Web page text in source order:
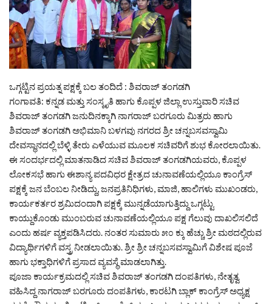
ಒಗ್ಗಟ್ಟಿನ ಪ್ರಯತ್ನ ಪಕ್ಷಕ್ಕೆ ಬಲ ತಂದಿದೆ : ಶಿವರಾಜ್ ತಂಗಡಗಿ
ಗಂಗಾವತಿ: ಕನ್ನಡ ಮತ್ತು ಸಂಸ್ಕೃತಿ ಹಾಗು ಕೊಪ್ಪಳ ಜಿಲ್ಲಾ ಉಸ್ತುವಾರಿ ಸಚಿವ
ಶಿವರಾಜ್ ತಂಗಡಗಿ ಜನುದಿನಕ್ಕಾಗಿ ನಾಗರಾಜ್ ಬರಗೂರು ಮಿತ್ರರು ಹಾಗು
ಶಿವರಾಜ್ ತಂಗಡಗಿ ಅಭಿಮಾನಿ ಬಳಗವು ನಗರದ ಶ್ರೀ ಚನ್ನಬಸವಸ್ವಾಮಿ
ದೇವಸ್ಥಾನದಲ್ಲಿ ಬೆಳ್ಳಿ ತೇರು ಎಳೆಯುವ ಮೂಲಕ ಸಚಿವರಿಗೆ ಶುಭ ಕೋರಲಾಯಿತು.
ಈ ಸಂದರ್ಭದಲ್ಲಿ ಮಾತನಾಡಿದ ಸಚಿವ ಶಿವರಾಜ್ ತಂಗಡಗಿಯವರು, ಕೊಪ್ಪಳ
ಲೋಕಸಭೆ ಹಾಗು ಈಶಾನ್ಯ ಪದವಿಧರ ಕ್ಷೇತ್ರದ ಚುನಾವಣೆಯಲ್ಲಿಯೂ ಕಾಂಗ್ರೆಸ್
ಪಕ್ಷಕ್ಕೆ ಜನ ಬೆಂಬಲ ನೀಡಿದ್ದು, ಜನಪ್ರತಿನಿಧಿಗಳು, ಮಾಜಿ, ಹಾಲಿಗಳು ಮುಖಂಡರು,
ಕಾರ್ಯಕರ್ತರ ಶ್ರಮಿದಂದಾಗಿ ಪಕ್ಷಕ್ಕೆ ಮುನ್ನಡೆಯಾಗುತ್ತಿದ್ದು ಒಗ್ಗಟ್ಟು
ಕಾಯ್ದುಕೊಂಡು ಮುಂಬರುವ ಚುನಾವಣೆಯಲ್ಲಿಯೂ ಪಕ್ಷ ಗೆಲುವು ದಾಖಲಿಸಲಿದೆ
ಎಂದು ಹರ್ಷ ವ್ಯಕ್ತಪಡಿಸಿದರು. ನಂತರ ಸುಮಾರು ೫೦ ಕ್ಕು ಹೆಚ್ಚು ಶ್ರೀ ಮಠದಲ್ಲಿರುವ
ವಿದ್ಯಾರ್ಥಿಗಳಿಗೆ ವಸ್ತ್ರ ನೀಡಲಾಯಿತು. ಶ್ರೀ ಶ್ರೀ ಚನ್ನಬಸವಸ್ವಾಮಿಗೆ ವಿಶೇಷ ಪೂಜೆ
ಹಾಗು ಭಕ್ತಾಧಿಗಳಿಗೆ ಪ್ರಸಾದ ವ್ಯವಸ್ಥೆ ಮಾಡಲಾಗಿತ್ತು.
ಪೂಜಾ ಕಾರ್ಯಕ್ರಮದಲ್ಲಿ ಸಚಿವ ಶಿವರಾಜ್ ತಂಗಡಗಿ ದಂಪತಿಗಳು, ನೇತೃತ್ವ
ವಹಿಸಿದ್ದ ನಾಗರಾಜ್ ಬರಗೂರು ದಂಪತಿಗಳು, ಕಾರಟಗಿ ಬ್ಲಾಕ್ ಕಾಂಗ್ರೆಸ್ ಅಧ್ಯಕ್ಷ